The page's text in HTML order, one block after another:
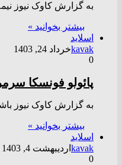
به گزارش کاوک نیوز نیمه نهایی سوپرجام ایتالیا؛ ۰۰:۵۹ –
بیشتر بخوانید »
اسلاید
kavakخرداد 24, 1403
0
پائولو فونسکا
به گزارش کاوک نیوز
بیشتر بخوانید »
اسلاید
kavak اردیبهشت 4, 1403
0